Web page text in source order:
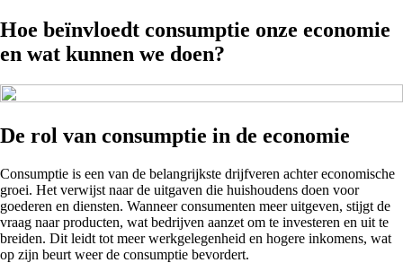
Hoe beïnvloedt consumptie onze economie
en wat kunnen we doen?
De rol van consumptie in de economie
Consumptie is een van de belangrijkste drijfveren achter economische
groei. Het verwijst naar de uitgaven die huishoudens doen voor
goederen en diensten. Wanneer consumenten meer uitgeven, stijgt de
vraag naar producten, wat bedrijven aanzet om te investeren en uit te
breiden. Dit leidt tot meer werkgelegenheid en hogere inkomens, wat
op zijn beurt weer de consumptie bevordert.